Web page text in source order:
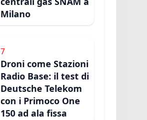
Milano
7
Droni come Stazioni
Radio Base: il test di
Deutsche Telekom
con i Primoco One
150 ad ala fissa